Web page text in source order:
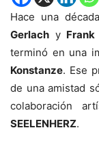
Hace una
Gerlach y
terminó en una
Konstanze. Ese
de una amistad
colaboración
SEELENHERZ.